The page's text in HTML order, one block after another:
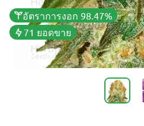
อัตราการงอก 98.47%
71 ยอดขาย